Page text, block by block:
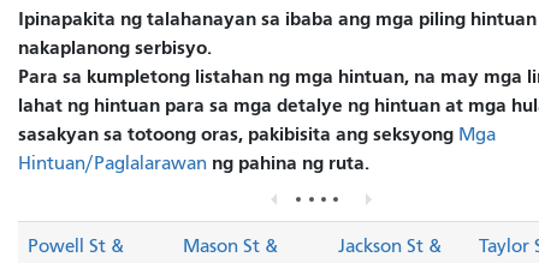
Ipinapakita ng talahanayan sa ibaba ang mga piling
nakaplanong serbisyo.
Para sa kumpletong listahan ng mga hintuan, na may mga
lahat ng hintuan para sa mga detalye ng hintuan at mga
sasakyan sa totoong oras, pakibisita ang seksyong Mga
Hintuan/Paglalarawan ng pahina ng ruta.
Powell St &
Mason St &
Jackson St &
Taylor